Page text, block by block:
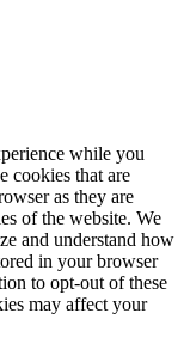
while you
cookies that are
as they are
of the website. We
and understand how
in your browser
to opt-out of these
may affect your